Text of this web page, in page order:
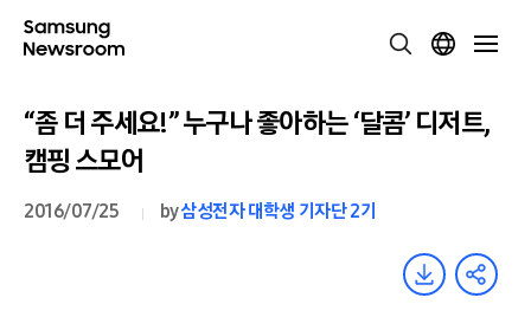
“좀 더 주세요!” 누구나 좋아하는 ‘달콤’ 디저트,
캠핑 스모어
2016/07/25 by삼성전자 대학생 기자단 2기